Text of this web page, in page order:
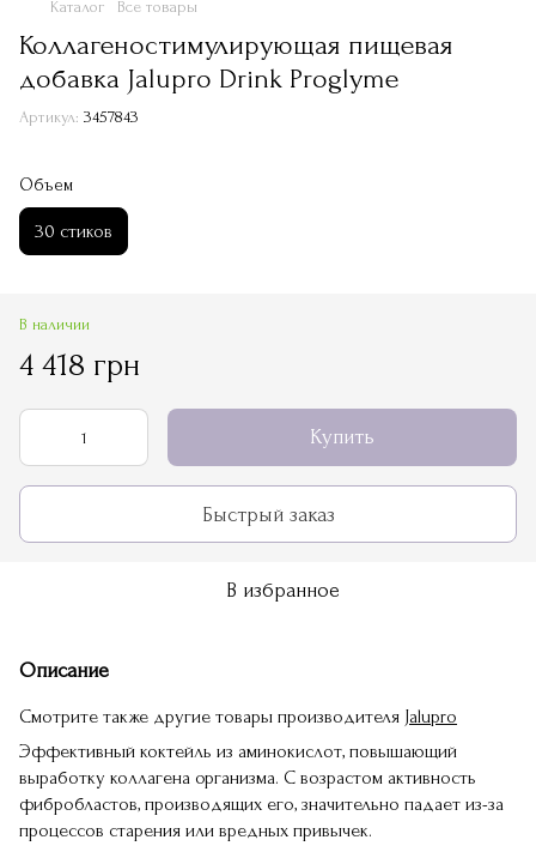
Каталог Все товары
Коллагеностимулирующая пищевая
добавка Jalupro Drink Proglyme
Артикул: 3457843
Объем
30 стиков
В наличии
4 418 грн
Купить
Быстрый заказ
В избранное
Описание
Смотрите также другие товары производителя Jalupro
Эффективный коктейль из аминокислот, повышающий
выработку коллагена организма. С возрастом активность
фибробластов, производящих его, значительно падает из-за
процессов старения или вредных привычек.